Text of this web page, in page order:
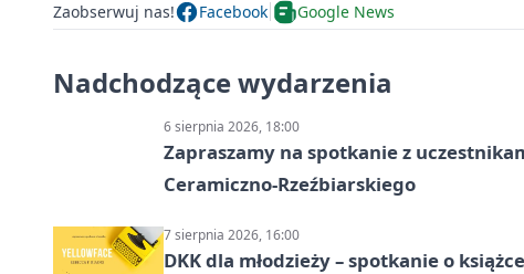
Zaobserwuj nas! Facebook Google News
Nadchodzące wydarzenia
6 sierpnia 2026, 18:00
Zapraszamy na spotkanie z
Ceramiczno-Rzeźbiarskiego
7 sierpnia 2026, 16:00
DKK dla młodzieży – spotkanie o